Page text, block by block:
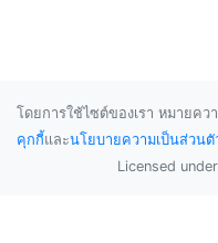
โดยการใช้ไซต์ของเรา หมายค
คุกกี้และนโยบายความเป็นส่วนตั
Licensed under